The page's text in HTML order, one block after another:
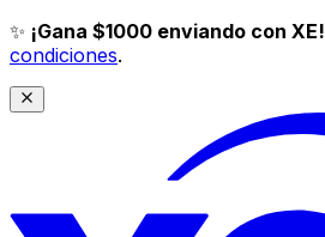
✨ ¡Gana $1000 enviando con XE!
condiciones.